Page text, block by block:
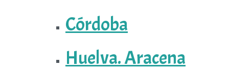
Córdoba
Huelva. Aracena